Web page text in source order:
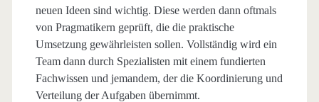
neuen Ideen sind wichtig. Diese werden dann oftmals
von Pragmatikern geprüft, die die praktische
Umsetzung gewährleisten sollen. Vollständig wird ein
Team dann durch Spezialisten mit einem fundierten
Fachwissen und jemandem, der die Koordinierung und
Verteilung der Aufgaben übernimmt.